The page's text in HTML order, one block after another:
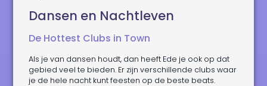
Dansen en Nachtleven
De Hottest Clubs in Town
Als je van dansen houdt, dan heeft Ede je ook op dat
gebied veel te bieden. Er zijn verschillende clubs waar
je de hele nacht kunt feesten op de beste beats.